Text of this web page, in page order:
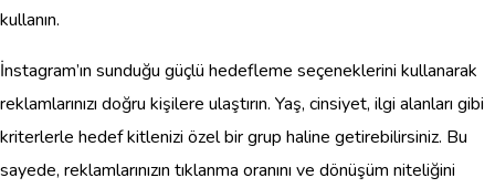
kullanın.
İnstagram’ın sunduğu güçlü hedefleme seçeneklerini kullanarak
reklamlarınızı doğru kişilere ulaştırın. Yaş, cinsiyet, ilgi alanları gibi
kriterlerle hedef kitlenizi özel bir grup haline getirebilirsiniz. Bu
sayede, reklamlarınızın tıklanma oranını ve dönüşüm niteliğini